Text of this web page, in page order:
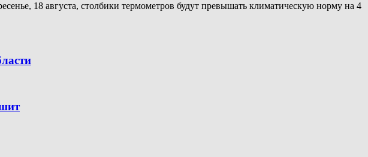
18 августа, столбики термометров будут превышать климатическую норму на 4